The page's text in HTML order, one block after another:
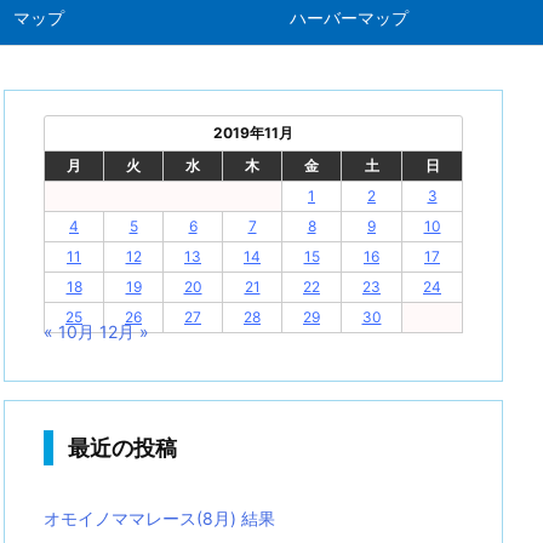
マップ ハーバーマップ
2019年11月
月
火 水 木 金 土
日
1
2
3
4
5 6 7 8 9
10
11
12 13 14 15 16
17
18
19 20 21 22 23
24
25
26 27 28 29 30
« 10月 12月 »
最近の投稿
オモイノママレース(8月) 結果